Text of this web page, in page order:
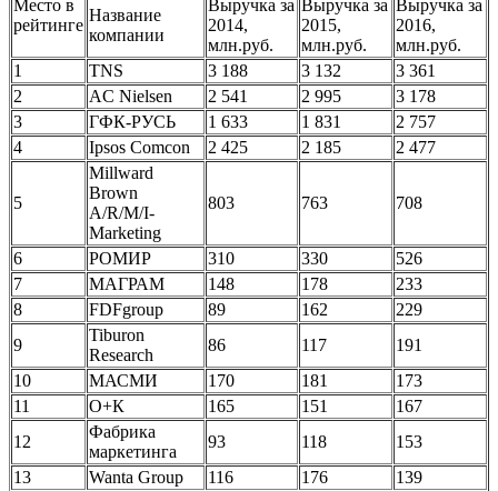
Место в
рейтинге
Название
компании
Выручка за
2014,
млн.руб.
Выручка за
2015,
млн.руб.
Выручка за
2016,
млн.руб.
1
TNS 3 188 3 132
3 361
2
AC Nielsen 2 541 2 995
3 178
3
ГФК-РУСЬ 1 633 1 831
2 757
4
Ipsos Comcon 2 425 2 185 2 477
5
Millward
Brown
A/R/M/I-
Marketing
803 763 708
6 РОМИР 310 330
526
7
МАГРАМ 148 178
233
8
FDFgroup 89 162
229
9
Tiburon
Research
86 117
191
10
МАСМИ 170 181
173
11
О+К 165 151
167
12
Фабрика
маркетинга
93 118
153
13
Wanta Group 116 176
139